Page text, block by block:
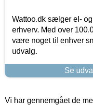
Wattoo.dk sælger el-
erhverv. Med over
være noget til enhver
udvalg.
Se
Vi har gennemgået de